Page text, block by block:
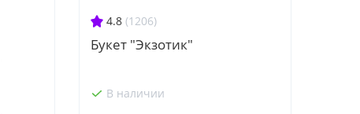
4.8 (1206)
Букет "Экзотик"
В наличии